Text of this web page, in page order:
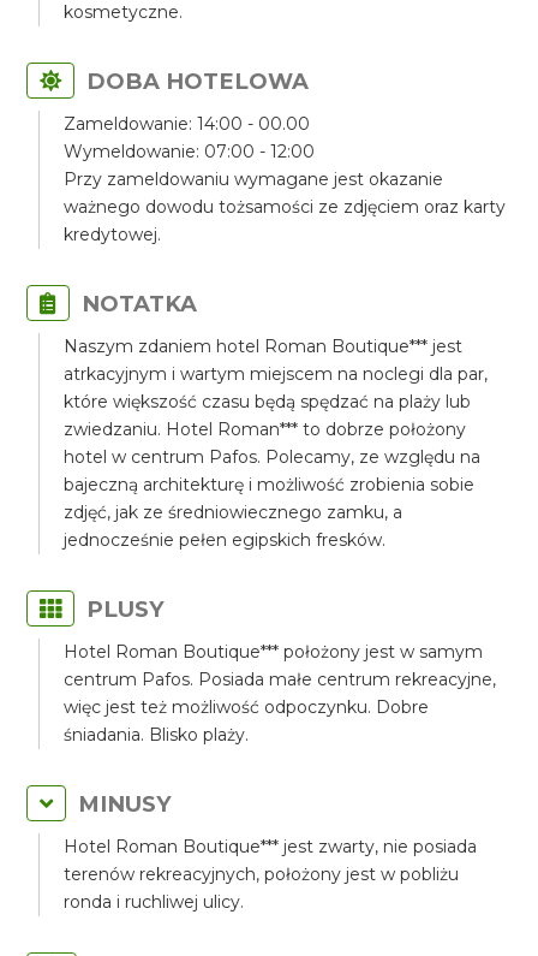
kosmetyczne.
DOBA HOTELOWA
Zameldowanie: 14:00 - 00.00
Wymeldowanie: 07:00 - 12:00
Przy zameldowaniu wymagane jest okazanie
ważnego dowodu tożsamości ze zdjęciem oraz karty
kredytowej.
NOTATKA
Naszym zdaniem hotel Roman Boutique*** jest
atrkacyjnym i wartym miejscem na noclegi dla par,
które większość czasu będą spędzać na plaży lub
zwiedzaniu. Hotel Roman*** to dobrze położony
hotel w centrum Pafos. Polecamy, ze względu na
bajeczną architekturę i możliwość zrobienia sobie
zdjęć, jak ze średniowiecznego zamku, a
jednocześnie pełen egipskich fresków.
PLUSY
Hotel Roman Boutique*** położony jest w samym
centrum Pafos. Posiada małe centrum rekreacyjne,
więc jest też możliwość odpoczynku. Dobre
śniadania. Blisko plaży.
MINUSY
Hotel Roman Boutique*** jest zwarty, nie posiada
terenów rekreacyjnych, położony jest w pobliżu
ronda i ruchliwej ulicy.